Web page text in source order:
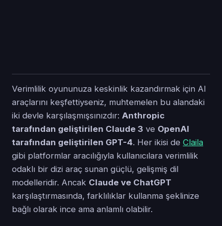
Verimlilik oyununuza keskinlik kazandırmak için AI
araçlarını keşfettiyseniz, muhtemelen bu alandaki
iki devle karşılaşmışsınızdır: Anthropic
tarafından geliştirilen Claude 3 ve OpenAI
tarafından geliştirilen GPT-4. Her ikisi de Claila
gibi platformlar aracılığıyla kullanıcılara verimlilik
odaklı bir dizi araç sunan güçlü, gelişmiş dil
modelleridir. Ancak Claude ve ChatGPT
karşılaştırmasında, farklılıklar kullanma şeklinize
bağlı olarak ince ama anlamlı olabilir.